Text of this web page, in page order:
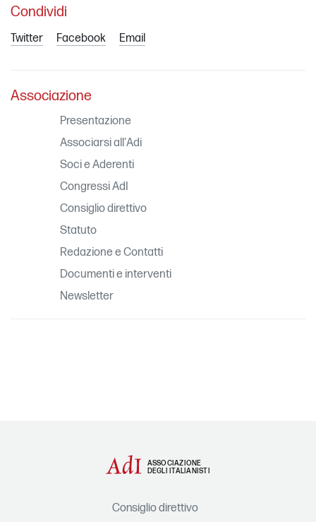
Condividi
Twitter Facebook Email
Associazione
Presentazione
Associarsi all'Adi
Soci e Aderenti
Congressi AdI
Consiglio direttivo
Statuto
Redazione e Contatti
Documenti e interventi
Newsletter
ASSOCIAZIONE
DEGLI ITALIANISTI
Consiglio direttivo